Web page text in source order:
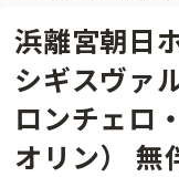
浜離宮朝日
シギスヴァ
ロンチェロ
オリン） 無